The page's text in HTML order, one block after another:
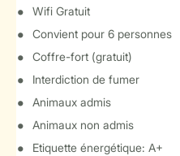
Wifi Gratuit
Convient pour 6 personnes
Coffre-fort (gratuit)
Interdiction de fumer
Animaux admis
Animaux non admis
Etiquette énergétique: A+